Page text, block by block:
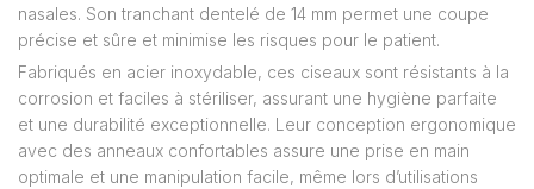
nasales. Son tranchant dentelé de 14 mm permet une coupe
précise et sûre et minimise les risques pour le patient.
Fabriqués en acier inoxydable, ces ciseaux sont résistants à la
corrosion et faciles à stériliser, assurant une hygiène parfaite
et une durabilité exceptionnelle. Leur conception ergonomique
avec des anneaux confortables assure une prise en main
optimale et une manipulation facile, même lors d’utilisations